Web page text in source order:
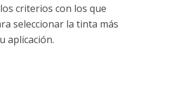
criterios con los que
seleccionar la tinta más
aplicación.